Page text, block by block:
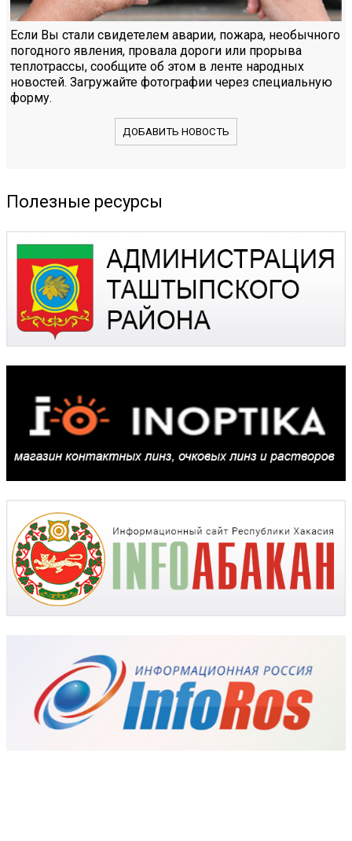
Если Вы стали свидетелем аварии, пожара, необычного
погодного явления, провала дороги или прорыва
теплотрассы, сообщите об этом в ленте народных
новостей. Загружайте фотографии через специальную
форму.
ДОБАВИТЬ НОВОСТЬ
Полезные ресурсы